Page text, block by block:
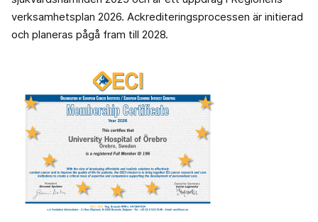
verksamhetsplan 2026. Ackrediteringsprocessen är initierad
och planeras pågå fram till 2028.